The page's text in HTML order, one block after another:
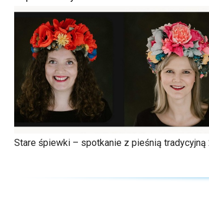
Stare śpiewki – spotkanie z pieśnią tradycyjną